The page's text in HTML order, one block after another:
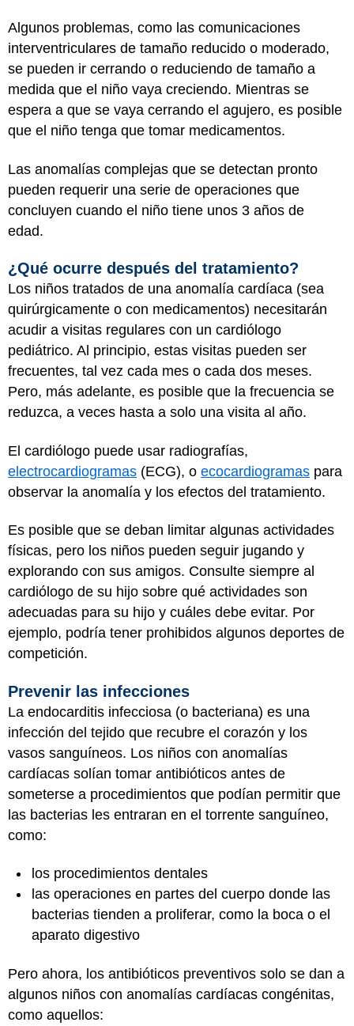
Algunos problemas, como las comunicaciones
interventriculares de tamaño reducido o moderado,
se pueden ir cerrando o reduciendo de tamaño a
medida que el niño vaya creciendo. Mientras se
espera a que se vaya cerrando el agujero, es posible
que el niño tenga que tomar medicamentos.
Las anomalías complejas que se detectan pronto
pueden requerir una serie de operaciones que
concluyen cuando el niño tiene unos 3 años de
edad.
¿Qué ocurre después del tratamiento?
Los niños tratados de una anomalía cardíaca (sea
quirúrgicamente o con medicamentos) necesitarán
acudir a visitas regulares con un cardiólogo
pediátrico. Al principio, estas visitas pueden ser
frecuentes, tal vez cada mes o cada dos meses.
Pero, más adelante, es posible que la frecuencia se
reduzca, a veces hasta a solo una visita al año.
El cardiólogo puede usar radiografías,
electrocardiogramas (ECG), o ecocardiogramas para
observar la anomalía y los efectos del tratamiento.
Es posible que se deban limitar algunas actividades
físicas, pero los niños pueden seguir jugando y
explorando con sus amigos. Consulte siempre al
cardiólogo de su hijo sobre qué actividades son
adecuadas para su hijo y cuáles debe evitar. Por
ejemplo, podría tener prohibidos algunos deportes de
competición.
Prevenir las infecciones
La endocarditis infecciosa (o bacteriana) es una
infección del tejido que recubre el corazón y los
vasos sanguíneos. Los niños con anomalías
cardíacas solían tomar antibióticos antes de
someterse a procedimientos que podían permitir que
las bacterias les entraran en el torrente sanguíneo,
como:
los procedimientos dentales
las operaciones en partes del cuerpo donde las
bacterias tienden a proliferar, como la boca o el
aparato digestivo
Pero ahora, los antibióticos preventivos solo se dan a
algunos niños con anomalías cardíacas congénitas,
como aquellos: